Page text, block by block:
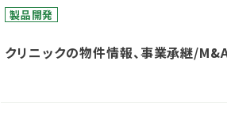
製品開発
クリニックの物件情報、事業承継/